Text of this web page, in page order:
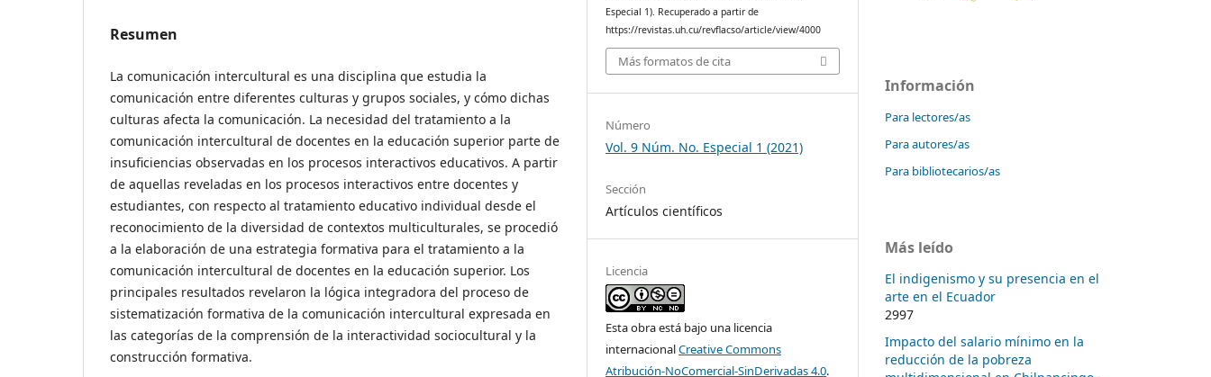
Resumen
La comunicación intercultural es una disciplina que estudia la
comunicación entre diferentes culturas y grupos sociales, y cómo dichas
culturas afecta la comunicación. La necesidad del tratamiento a la
comunicación intercultural de docentes en la educación superior parte de
insuficiencias observadas en los procesos interactivos educativos. A partir
de aquellas reveladas en los procesos interactivos entre docentes y
estudiantes, con respecto al tratamiento educativo individual desde el
reconocimiento de la diversidad de contextos multiculturales, se procedió
a la elaboración de una estrategia formativa para el tratamiento a la
comunicación intercultural de docentes en la educación superior. Los
principales resultados revelaron la lógica integradora del proceso de
sistematización formativa de la comunicación intercultural expresada en
las categorías de la comprensión de la interactividad sociocultural y la
construcción formativa.
Especial 1). Recuperado a partir de
https://revistas.uh.cu/revflacso/article/view/4000
Más formatos de cita
Número
Vol. 9 Núm. No. Especial 1 (2021)
Sección
Artículos científicos
Licencia
Esta obra está bajo una licencia
internacionalCreative Commons
Atribución-NoComercial-SinDerivadas 4.0.
Información
Para lectores/as
Para autores/as
Para bibliotecarios/as
Más leído
El indigenismo y su presencia en el
arte en el Ecuador
2997
Impacto del salario mínimo en la
reducción de la pobreza